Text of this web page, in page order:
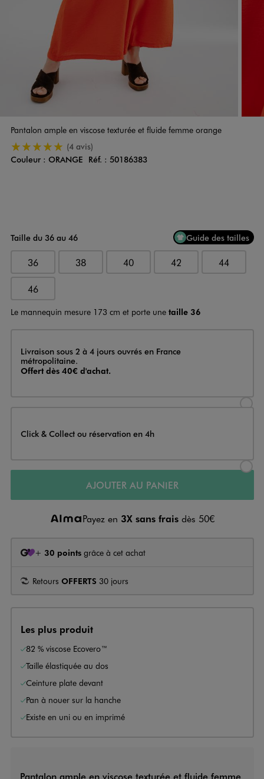
Pantalon ample en viscose texturée et fluide femme orange
5/5 de moyenne(4 avis)
Couleur
Couleur : ORANGE Réf. : 50186383
Taille du 36 au 46 Guide des tailles
36 38 40 42 44
46
Le mannequin mesure 173 cm et porte une taille 36
Livraison
Livraison sous 2 à 4 jours ouvrés en France
métropolitaine.
Offert dès 40€ d'achat.
Click & Collect ou réservation en 4h
AJOUTER AU PANIER
Payez en 3X sans frais dès 50€
+ 30 points grâce à cet achat
Retours OFFERTS 30 jours
Les plus produit
82 % viscose Ecovero™
Taille élastiquée au dos
Ceinture plate devant
Pan à nouer sur la hanche
Existe en uni ou en imprimé
Pantalon ample en viscose texturée et fluide femme